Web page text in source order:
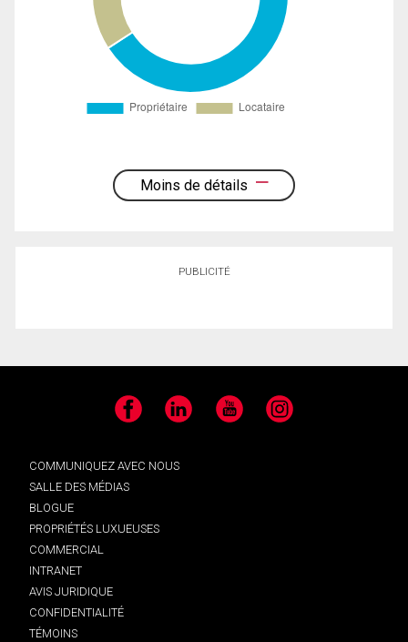
Moins de détails
PUBLICITÉ
Facebook LinkedIn YouTube Instagram
COMMUNIQUEZ AVEC NOUS
SALLE DES MÉDIAS
BLOGUE
PROPRIÉTÉS LUXUEUSES
COMMERCIAL
INTRANET
AVIS JURIDIQUE
CONFIDENTIALITÉ
TÉMOINS